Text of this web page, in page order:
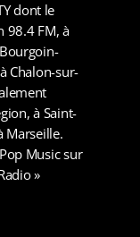
dont le
98.4 FM, à
Chalon-sur-
à Saint-
Marseille.
Music sur
»